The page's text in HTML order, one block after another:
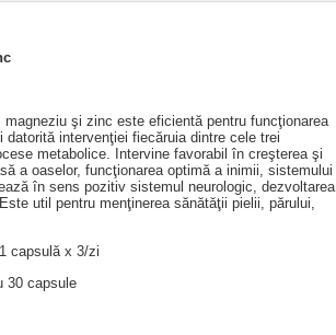
şi zinc este eficientă pentru funcţionarea
datorită intervenţiei fiecăruia dintre cele trei
metabolice. Intervine favorabil în creşterea şi
a oaselor, funcţionarea optimă a inimii, sistemului
în sens pozitiv sistemul neurologic, dezvoltarea
util pentru menţinerea sănătăţii pielii, părului,
1 capsulă x 3/zi
30 capsule